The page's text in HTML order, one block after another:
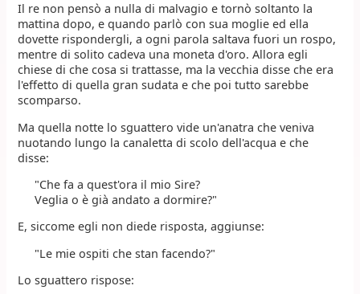
Il re non pensò a nulla di malvagio e tornò soltanto la
mattina dopo, e quando parlò con sua moglie ed ella
dovette rispondergli, a ogni parola saltava fuori un rospo,
mentre di solito cadeva una moneta d'oro. Allora egli
chiese di che cosa si trattasse, ma la vecchia disse che era
l'effetto di quella gran sudata e che poi tutto sarebbe
scomparso.
Ma quella notte lo sguattero vide un'anatra che veniva
nuotando lungo la canaletta di scolo dell'acqua e che
disse:
"Che fa a quest'ora il mio Sire?
Veglia o è già andato a dormire?"
E, siccome egli non diede risposta, aggiunse:
"Le mie ospiti che stan facendo?"
Lo sguattero rispose: